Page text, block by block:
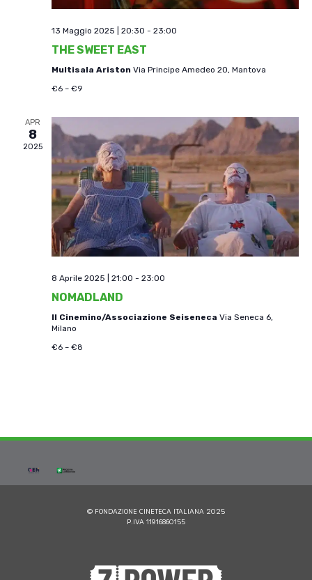
13 Maggio 2025 | 20:30 - 23:00
THE SWEET EAST
Multisala Ariston Via Principe Amedeo 20, Mantova
€6 – €9
APR
8
2025
8 Aprile 2025 | 21:00 - 23:00
NOMADLAND
Il Cinemino/Associazione Seiseneca Via Seneca 6,
Milano
€6 – €8
© FONDAZIONE CINETECA ITALIANA 2025
P.IVA 11916860155